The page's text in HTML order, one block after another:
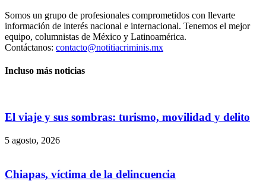
Somos un grupo de profesionales comprometidos con llevarte
información de interés nacional e internacional. Tenemos el mejor
equipo, columnistas de México y Latinoamérica.
Contáctanos: contacto@notitiacriminis.mx
Incluso más noticias
El viaje y sus sombras: turismo, movilidad y delito
5 agosto, 2026
Chiapas, víctima de la delincuencia